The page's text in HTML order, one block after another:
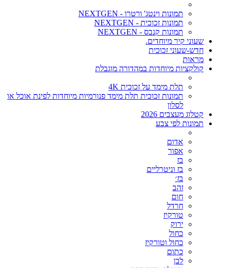
תמונות וינטג' ורטרו - NEXTGEN
תמונות זכוכית - NEXTGEN
תמונות קנבס - NEXTGEN
שעוני קיר מיוחדים.
חדש-שעוני זכוכית
מראות
קולקציות מיוחדות במהדורה מוגבלת
תלת מימד על זכוכית 4K
תמונות זכוכית תלת מימד פנורמיות מיוחדות לפינת אוכל או
לסלון
קטלוג מעצבים 2026
תמונות לפי צבע
אדום
אפור
בז
בז וניטרליים
בז׳
זהב
חום
חרדל
טורקיז
ירוק
כחול
כחול וטורקיז
כתום
לבן